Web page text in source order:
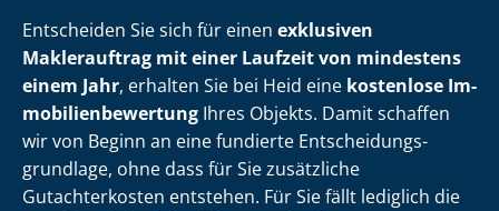
Entscheiden Sie sich für einen exklusiven
Maklerauftrag mit einer Laufzeit von mindestens
einem Jahr, erhalten Sie bei Heid eine kostenlose Im­
mo­bi­li­en­be­wer­tung Ihres Objekts. Damit schaffen
wir von Beginn an eine fundierte Ent­schei­dungs­
grund­la­ge, ohne dass für Sie zusätzliche
Gutachterkosten entstehen. Für Sie fällt lediglich die